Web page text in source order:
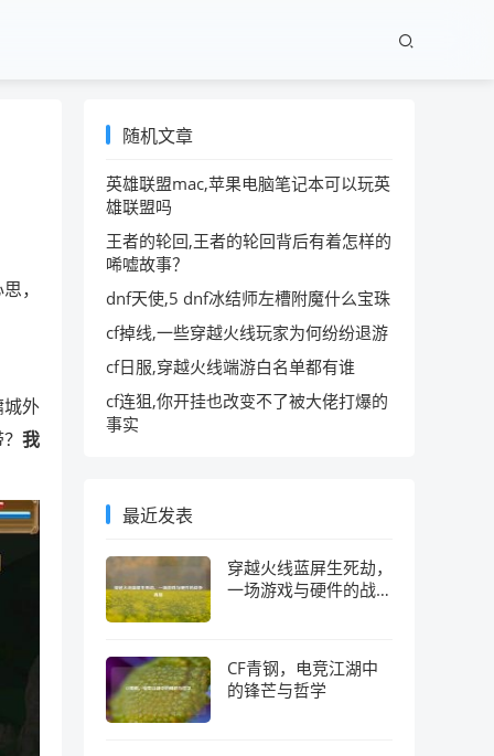
，
外
我
随机文章
英雄联盟mac,苹果电脑笔记本可以玩英
雄联盟吗
王者的轮回,王者的轮回背后有着怎样的
唏嘘故事？
dnf天使,5 dnf冰结师左槽附魔什么宝珠
cf掉线,一些穿越火线玩家为何纷纷退游
cf日服,穿越火线端游白名单都有谁
cf连狙,你开挂也改变不了被大佬打爆的
事实
最近发表
穿越火线蓝屏生死劫，
一场游戏与硬件的战争
CF青钢，电竞江湖中
的锋芒与哲学